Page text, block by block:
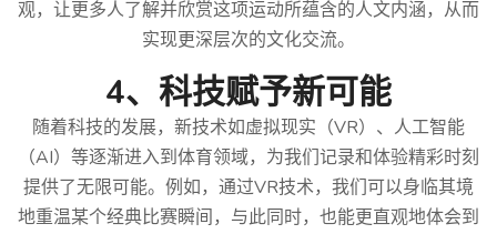
观，让更多人了解并欣赏这项运动所蕴含的人文内涵，从而
实现更深层次的文化交流。
4、科技赋予新可能
随着科技的发展，新技术如虚拟现实（VR）、人工智能
（AI）等逐渐进入到体育领域，为我们记录和体验精彩时刻
提供了无限可能。例如，通过VR技术，我们可以身临其境
地重温某个经典比赛瞬间，与此同时，也能更直观地体会到